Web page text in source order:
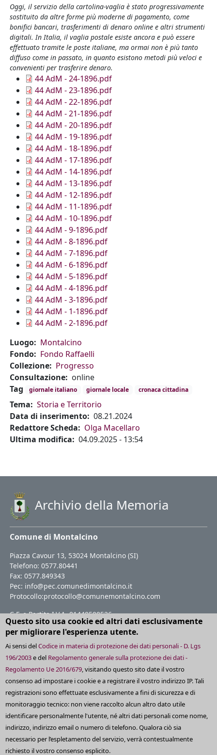
Oggi, il servizio della cartolina-vaglia è stato progressivamente
sostituito da altre forme più moderne di pagamento, come
bonifici bancari, trasferimenti di denaro online e altri strumenti
digitali. In Italia, il vaglia postale esiste ancora e può essere
effettuato tramite le poste italiane, ma ormai non è più tanto
diffuso come in passato, in quanto esistono metodi più veloci e
convenienti per trasferire denaro.
Documento
44 AdM - 24-1896.pdf
Documento
44 AdM - 23-1896.pdf
Documento
44 AdM - 22-1896.pdf
Documento
44 AdM - 21-1896.pdf
Documento
44 AdM - 20-1896.pdf
Documento
44 AdM - 19-1896.pdf
Documento
44 AdM - 18-1896.pdf
Documento
44 AdM - 17-1896.pdf
Documento
44 AdM - 14-1896.pdf
Documento
44 AdM - 13-1896.pdf
Documento
44 AdM - 12-1896.pdf
Documento
44 AdM - 11-1896.pdf
Documento
44 AdM - 10-1896.pdf
Documento
44 AdM - 9-1896.pdf
Documento
44 AdM - 8-1896.pdf
Documento
44 AdM - 7-1896.pdf
Documento
44 AdM - 6-1896.pdf
Documento
44 AdM - 5-1896.pdf
Documento
44 AdM - 4-1896.pdf
Documento
44 AdM - 3-1896.pdf
Documento
44 AdM - 1-1896.pdf
Documento
44 AdM - 2-1896.pdf
Luogo
Montalcino
Fondo
Fondo Raffaelli
Collezione
Progresso
Consultazione
online
Tag
giornale italiano giornale locale cronaca cittadina
Tema
Storia e Territorio
Data di inserimento 08.21.2024
Redattore Scheda
Olga Macellaro
Ultima modifica
04.09.2025 - 13:54
Archivio della Memoria
Comune di Montalcino
Piazza Cavour 13, 53024 Montalcino (SI)
Telefono: 0577.80441
Fax: 0577.849343
Pec: info@pec.comunedimontalcino.it
Protocollo:protocollo@comunemontalcino.com
C.F. e Partita I.V.A. 01440500526
Codice Istat 052037
Tutti i diritti sui contenuti presenti in archivio sono riservati
ed è vietata qualsiasi tipo di riproduzione. Per l'utilizzo degli
stessi è necessario richiedere specifica autorizzazione
all'Amministrazione Comunale. Nell'utilizzo di questa
piattaforma l'utente è impegnato a rispettare leRegole
deontologiche per il trattamento a fini di archiviazione nel
pubblico interesse o per scopi di ricerca storicapubblicate il
19 dicembre 2018 secondo le disposizioni del Garante per la
protezione dei dati personali.
Questo sito usa cookie ed altri dati esclusivamente
per migliorare l'esperienza utente.
Ai sensi delCodice in materia di protezione dei dati personali - D. Lgs
196/2003e del Regolamento generale sulla protezione dei dati -
Regolamento Ue 2016/679, visitando questo sito date il vostro
consenso ad impostare i cookie e a registrare il vostro indirizzo IP. Tali
registrazioni sono effettuate esclusivamente a fini di sicurezza e di
monitoraggio tecnico: non viene raccolto alcun altro dato utile
identificare personalmente l'utente, né altri dati personali come nome,
indirizzo, indirizzo email o numero di telefono. Qualora ciò sia
necessario per l’espletamento del servizio, verrà contestualmente
richiesto il vostro consenso esplicito.